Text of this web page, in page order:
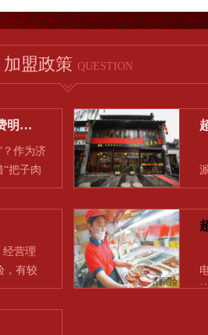
加盟政策 QUESTION
明…
作为济
把子肉
营理
，有较